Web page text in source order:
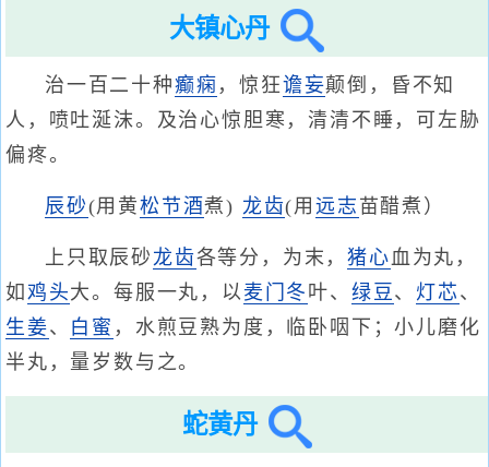
大镇心丹
治一百二十种癫痫 ，惊狂谵妄颠倒，昏不知
人，喷吐涎沫。及治心惊胆寒，清清不睡，可左胁
偏疼。
辰砂(用黄松节酒煮) 龙齿(用远志 苗醋煮）
上只取辰砂 龙齿各等分，为末，猪心血为丸，
如 鸡头大。每服一丸，以 麦门冬 叶、 绿豆、 灯芯 、
生姜、 白蜜 ，水煎豆熟为度，临卧咽下；小儿磨化
半丸，量岁数与之。
蛇黄丹